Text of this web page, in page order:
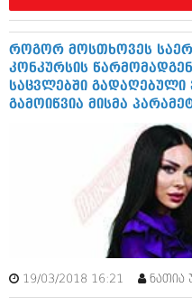
როგორ მოსთხოვეს
კონკურსის
საცვლებში გადაღებული
გამოიწვია მისმა
19/03/2018 16:21 ნათია